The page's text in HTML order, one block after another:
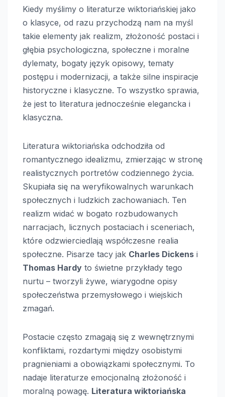
Kiedy myślimy o literaturze wiktoriańskiej jako
o klasyce, od razu przychodzą nam na myśl
takie elementy jak realizm, złożoność postaci i
głębia psychologiczna, społeczne i moralne
dylematy, bogaty język opisowy, tematy
postępu i modernizacji, a także silne inspiracje
historyczne i klasyczne. To wszystko sprawia,
że jest to literatura jednocześnie elegancka i
klasyczna.
Literatura wiktoriańska odchodziła od
romantycznego idealizmu, zmierzając w stronę
realistycznych portretów codziennego życia.
Skupiała się na weryfikowalnych warunkach
społecznych i ludzkich zachowaniach. Ten
realizm widać w bogato rozbudowanych
narracjach, licznych postaciach i sceneriach,
które odzwierciedlają współczesne realia
społeczne. Pisarze tacy jak Charles Dickens i
Thomas Hardy to świetne przykłady tego
nurtu – tworzyli żywe, wiarygodne opisy
społeczeństwa przemysłowego i wiejskich
zmagań.
Postacie często zmagają się z wewnętrznymi
konfliktami, rozdartymi między osobistymi
pragnieniami a obowiązkami społecznymi. To
nadaje literaturze emocjonalną złożoność i
moralną powagę. Literatura wiktoriańska